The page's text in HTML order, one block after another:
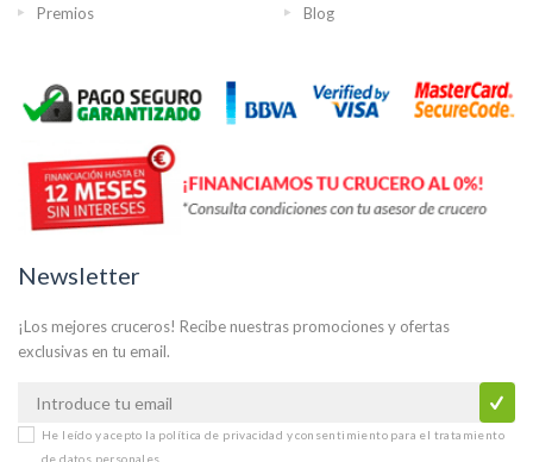
Premios Blog
Newsletter
¡Los mejores cruceros! Recibe nuestras promociones y ofertas
exclusivas en tu email.
He leído y acepto la política de privacidad y consentimiento para el tratamiento
de datos personales